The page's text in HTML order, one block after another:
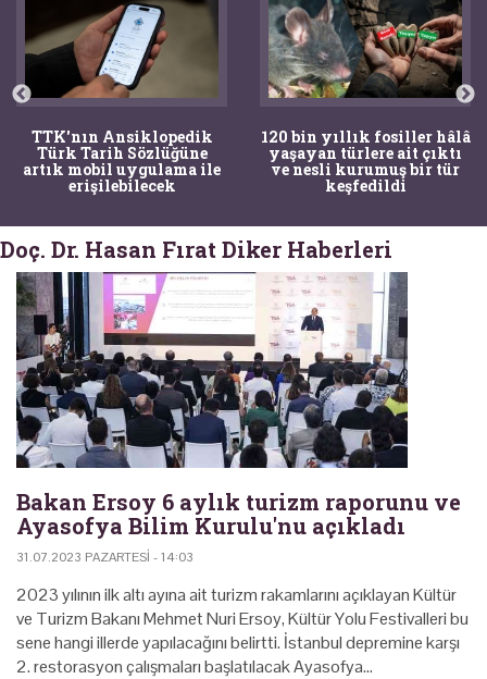
TTK'nın Ansiklopedik
Türk Tarih Sözlüğüne
artık mobil uygulama ile
erişilebilecek
120 bin yıllık fosiller hâlâ
yaşayan türlere ait çıktı
ve nesli kurumuş bir tür
keşfedildi
Doç. Dr. Hasan Fırat Diker Haberleri
Bakan Ersoy 6 aylık turizm raporunu ve
Ayasofya Bilim Kurulu'nu açıkladı
31.07.2023 PAZARTESI - 14:03
2023 yılının ilk altı ayına ait turizm rakamlarını açıklayan Kültür
ve Turizm Bakanı Mehmet Nuri Ersoy, Kültür Yolu Festivalleri bu
sene hangi illerde yapılacağını belirtti. İstanbul depremine karşı
2. restorasyon çalışmaları başlatılacak Ayasofya…